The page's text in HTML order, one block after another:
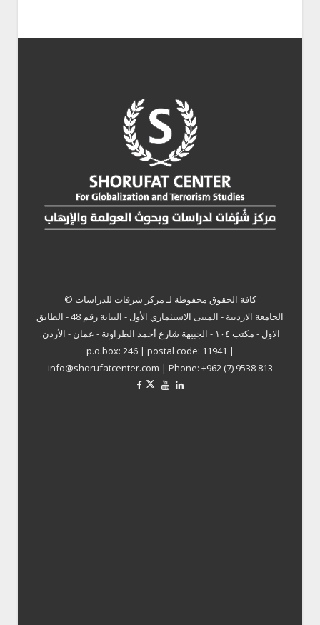
كافة الحقوق محفوظة لـ مركز شرفات للدراسات ©
الجامعة الاردنية - المبنى الاستثماري الأول - البناية رقم 48 - الطابق
الاول - مكتب ١٠٤ - الجبيهة شارع أحمد الطراونة - عمان - الأردن.
p.o.box: 246 | postal code: 11941 |
info@shorufatcenter.com | Phone: +962 (7) 9538 813